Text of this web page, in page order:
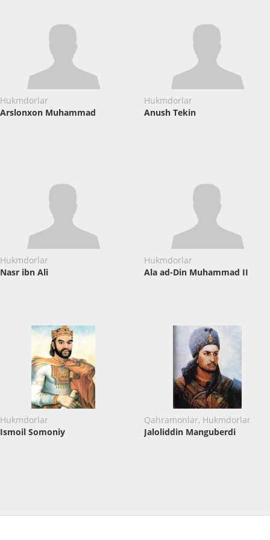
Hukmdorlar
Arslonxon Muhammad
Hukmdorlar
Anush Tekin
Hukmdorlar
Nasr ibn Ali
Hukmdorlar
Ala ad-Din Muhammad II
Hukmdorlar
Ismoil Somoniy
Qahramonlar, Hukmdorlar
Jaloliddin Manguberdi